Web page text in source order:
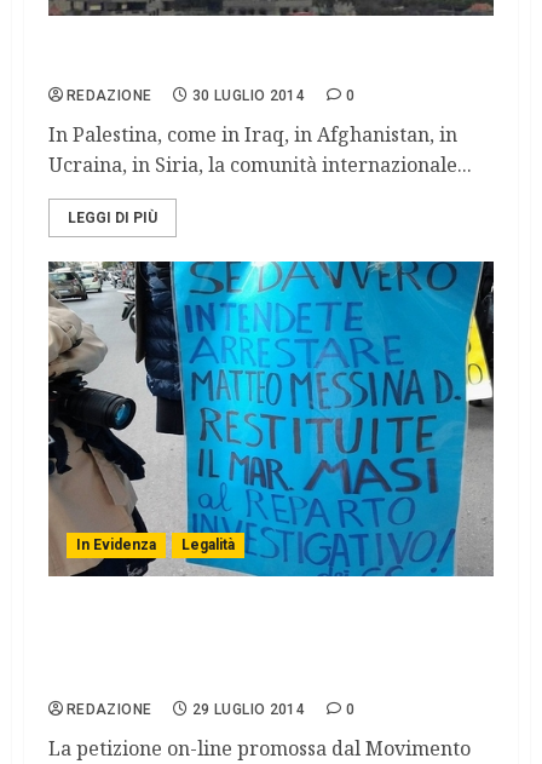
REDAZIONE 30 LUGLIO 2014 0
In Palestina, come in Iraq, in Afghanistan, in
Ucraina, in Siria, la comunità internazionale...
LEGGI DI PIÙ
In Evidenza Legalità
REDAZIONE 29 LUGLIO 2014 0
La petizione on-line promossa dal Movimento